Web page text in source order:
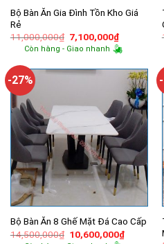
Bộ Bàn Ăn Gia Đình Tồn Kho Giá
Rẻ
11,000,000₫ Giá
gốc
là:
7,100,000₫Giá
hiện
tại
7,100,000₫.
Còn hàng - Giao nhanh
-27%
Bộ Bàn Ăn 8 Ghế Mặt Đá Cao Cấp
14,500,000₫ Giá
10,600,000₫Giá